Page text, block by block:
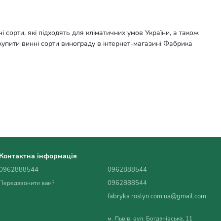
які підходять для кліматичних умов України, а також
винні сорти винограду в інтернет-магазині Фабрика
Контактна інформація
Передзвонити вам?
0962888544
0962888544
fabryka.roslyn.com.ua@gmail.com
м. Львів, вул. Богданівська, 11